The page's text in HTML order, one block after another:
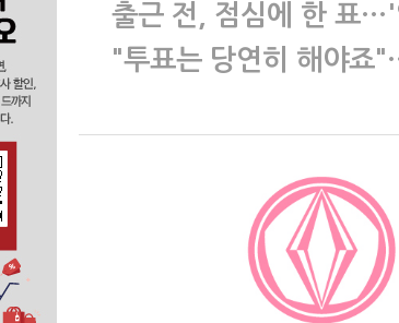
출근 전, 점심에 한 표…'
"투표는 당연히 해야죠